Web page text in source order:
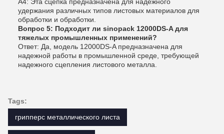
удержания различных типов листовых материалов для
обработки и обработки.
Вопрос 5: Подходит ли sinopack 12000DS-A для
тяжелых промышленных применений?
Ответ: Да, модель 12000DS-A предназначена для
надежной работы в промышленной среде, требующей
надежного сцепления листового металла.
Tags:
грипперс металлического листа